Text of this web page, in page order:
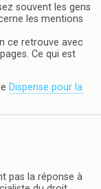
souvent les gens
les mentions
ce retrouve avec
Ce qui est
Dispense pour la
pas la réponse à